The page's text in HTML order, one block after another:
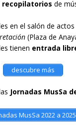
recopilatorios de
en el salón de actos
(Plaza de
tienen entrada
descubre más
Jornadas MusSa
MusSa 2022 a 2025